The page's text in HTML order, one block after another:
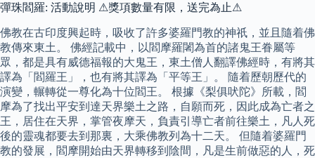
彈珠閻羅: 活動說明 ⚠獎項數量有限，送完為止⚠
佛教在古印度興起時，吸收了許多婆羅門教的神祇，並且隨着佛
教傳來東土。 佛經記載中，以閻摩羅闍為首的諸鬼王眷屬等
眾，都是具有威德福報的大鬼王，東土僧人翻譯佛經時，有將其
譯為「閻羅王」，也有將其譯為「平等王」。 隨着歷朝歷代的
演變，輾轉從一尊化為十位閻王。 根據《梨俱吠陀》所載，閻
摩為了找出平安到達天界樂土之路，自願而死，因此成為亡者之
王，居住在天界，掌管夜摩天，負責引導亡者前往樂土，凡人死
後的靈魂都要去到那裏，大乘佛教列為十二天。 但隨着婆羅門
教的發展，閻摩開始由天界轉移到陰間，凡是生前做惡的人，死